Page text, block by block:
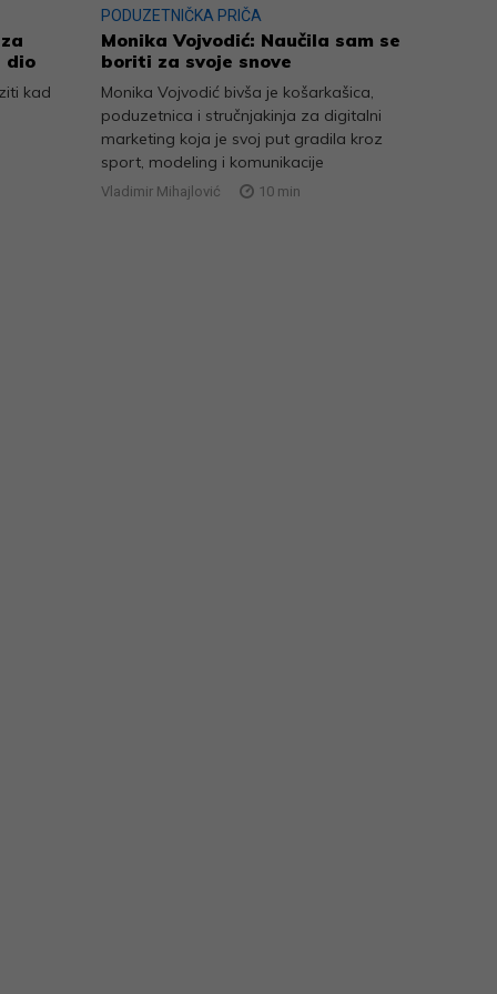
dio
kad
PODUZETNIČKA PRIČA
Monika Vojvodić: Naučila sam se
boriti za svoje snove
Monika Vojvodić bivša je košarkašica,
poduzetnica i stručnjakinja za digitalni
marketing koja je svoj put gradila kroz
sport, modeling i komunikacije
Vladimir Mihajlović 10 min